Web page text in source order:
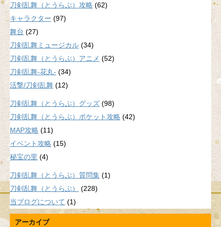
刀剣乱舞（とうらぶ）攻略 (62)
キャラクター (97)
舞台 (27)
刀剣乱舞ミュージカル (34)
刀剣乱舞（とうらぶ）アニメ (52)
刀剣乱舞-花丸- (34)
活撃/刀剣乱舞 (12)
刀剣乱舞（とうらぶ）グッズ (98)
刀剣乱舞（とうらぶ）ポケット攻略 (42)
MAP攻略 (11)
イベント攻略 (15)
秘宝の里 (4)
刀剣乱舞（とうらぶ）質問集 (1)
刀剣乱舞（とうらぶ）
(228)
当ブログについて (1)
アーカイブ